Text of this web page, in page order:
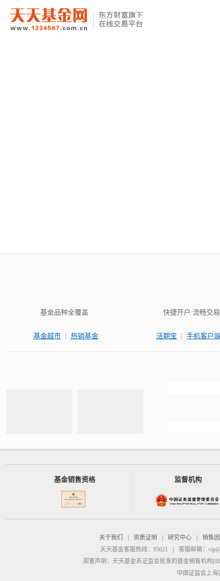
基金品种全覆盖
基金超市 | 热销基金
快捷开户 流畅交易
活期宝 | 手机客户
基金销售资格 监督机构
关于我们 资质证明 研究中心
销售
天天基金客服热线：95021
客服邮箱：
郑重声明： 天天基金系证监会批准的基金销售机构
中国证监会上